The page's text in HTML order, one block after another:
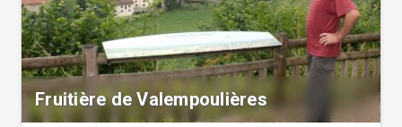
Région Bourgogne- Franche Comté
Fruitière de Valempoulières